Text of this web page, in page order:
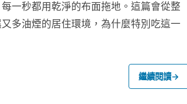
一秒都用乾淨的布面拖地。這篇會從整
多油煙的居住環境，為什麼特別吃這一
繼續閱讀→